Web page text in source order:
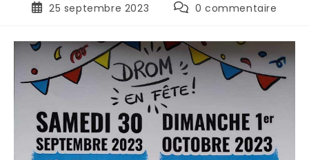
25 septembre 2023 0 commentaire